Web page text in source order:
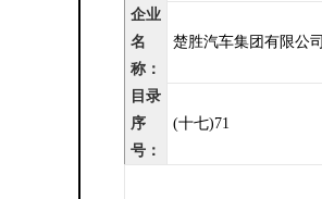
企业
名
称：
楚胜汽车集团有限公司
目录
序
号：
(十七)71